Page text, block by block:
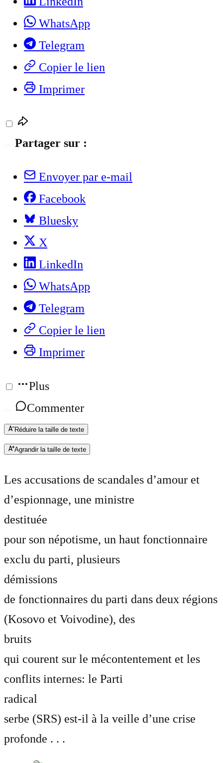
WhatsApp
Telegram
Copier le lien
Imprimer
Partager sur :
Envoyer par e-mail
Facebook
Bluesky
X
LinkedIn
WhatsApp
Telegram
Copier le lien
Imprimer
Plus
Commenter
Réduire la taille de texte
Agrandir la taille de texte
Les accusations de scandales d’amour et
d’espionnage, une ministre
destituée
pour son népotisme, un haut fonctionnaire
exclu du parti, plusieurs
démissions
de fonctionnaires du parti dans deux régions
(Kosovo et Voivodine), des
bruits
qui courent sur le mécontentement et les
conflits internes: le Parti
radical
serbe (SRS) est-il à la veille d’une crise
profonde . . .